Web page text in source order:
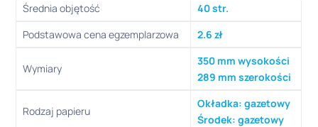
Średnia objętość
40 str.
Podstawowa cena egzemplarzowa
2.6 zł
Wymiary
350 mm wysokości
289 mm szerokości
Rodzaj papieru
Okładka: gazetowy
Środek: gazetowy